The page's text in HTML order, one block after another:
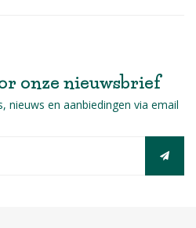
onze nieuwsbrief
nieuws en aanbiedingen via email